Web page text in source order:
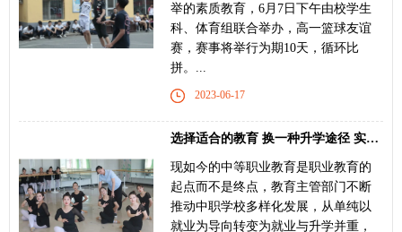
举的素质教育，6月7日下午由校学生
科、体育组联合举办，高一篮球友谊
赛，赛事将举行为期10天，循环比
拼。...
2023-06-17
选择适合的教育 换一种升学途径 实现自己的人生
现如今的中等职业教育是职业教育的
起点而不是终点，教育主管部门不断
推动中职学校多样化发展，从单纯以
就业为导向转变为就业与升学并重，